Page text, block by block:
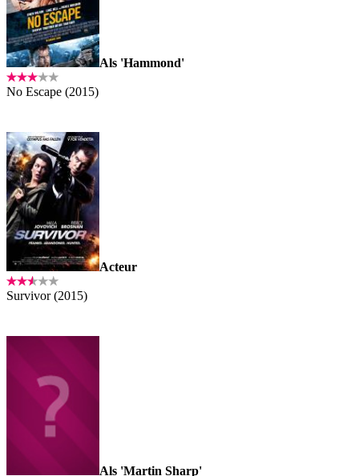
Als 'Hammond'
No Escape (2015)
Acteur
Survivor (2015)
Als 'Martin Sharp'